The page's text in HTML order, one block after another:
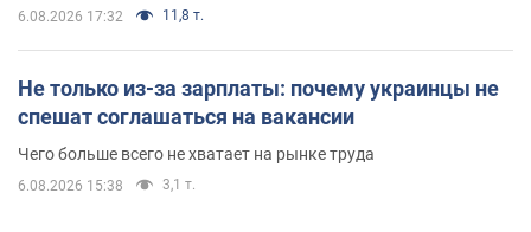
6.08.2026 17:32 11,8 т.
Не только из-за зарплаты: почему украинцы не
спешат соглашаться на вакансии
Чего больше всего не хватает на рынке труда
6.08.2026 15:38 3,1 т.